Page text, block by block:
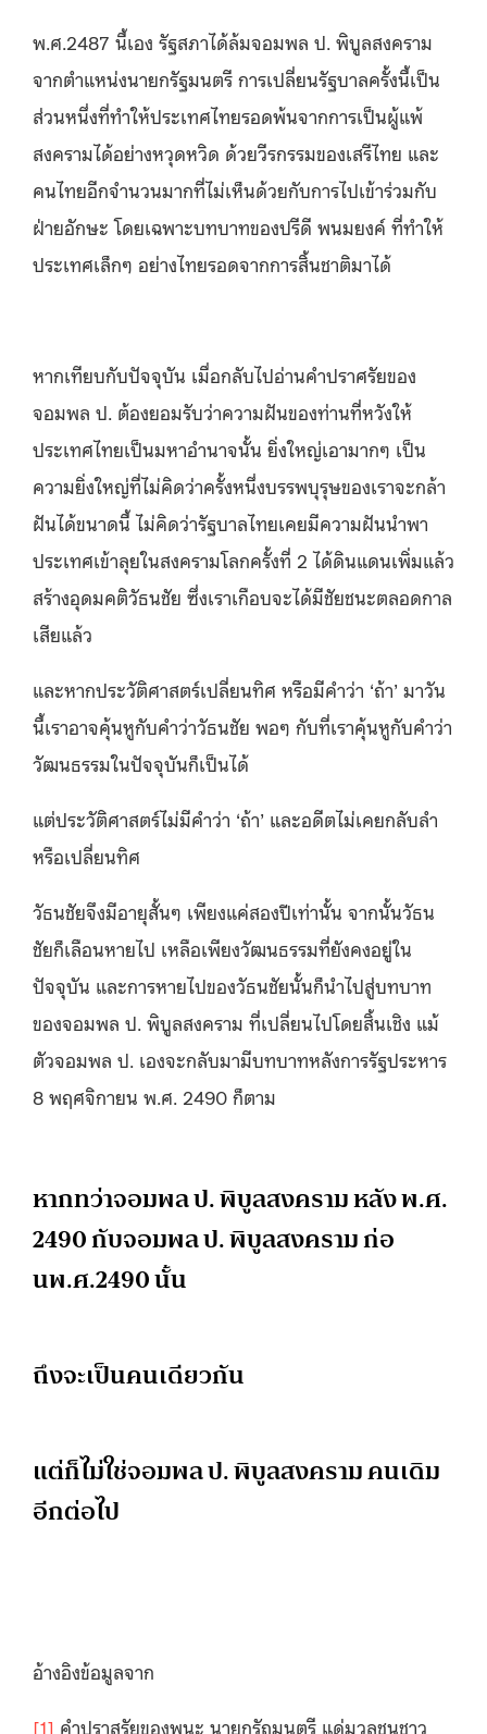
พ.ศ.2487 นี้เอง รัฐสภาได้ล้มจอมพล ป. พิบูลสงคราม
จากตำแหน่งนายกรัฐมนตรี การเปลี่ยนรัฐบาลครั้งนี้เป็น
ส่วนหนึ่งที่ทำให้ประเทศไทยรอดพ้นจากการเป็นผู้แพ้
สงครามได้อย่างหวุดหวิด ด้วยวีรกรรมของเสรีไทย และ
คนไทยอีกจำนวนมากที่ไม่เห็นด้วยกับการไปเข้าร่วมกับ
ฝ่ายอักษะ โดยเฉพาะบทบาทของปรีดี พนมยงค์ ที่ทำให้
ประเทศเล็กๆ อย่างไทยรอดจากการสิ้นชาติมาได้
หากเทียบกับปัจจุบัน เมื่อกลับไปอ่านคำปราศรัยของ
จอมพล ป. ต้องยอมรับว่าความฝันของท่านที่หวังให้
ประเทศไทยเป็นมหาอำนาจนั้น ยิ่งใหญ่เอามากๆ เป็น
ความยิ่งใหญ่ที่ไม่คิดว่าครั้งหนึ่งบรรพบุรุษของเราจะกล้า
ฝันได้ขนาดนี้ ไม่คิดว่ารัฐบาลไทยเคยมีความฝันนำพา
ประเทศเข้าลุยในสงครามโลกครั้งที่ 2 ได้ดินแดนเพิ่มแล้ว
สร้างอุดมคติวัธนชัย ซึ่งเราเกือบจะได้มีชัยชนะตลอดกาล
เสียแล้ว
และหากประวัติศาสตร์เปลี่ยนทิศ หรือมีคำว่า ‘ถ้า’ มาวัน
นี้เราอาจคุ้นหูกับคำว่าวัธนชัย พอๆ กับที่เราคุ้นหูกับคำว่า
วัฒนธรรมในปัจจุบันก็เป็นได้
แต่ประวัติศาสตร์ไม่มีคำว่า ‘ถ้า’ และอดีตไม่เคยกลับลำ
หรือเปลี่ยนทิศ
วัธนชัยจึงมีอายุสั้นๆ เพียงแค่สองปีเท่านั้น จากนั้นวัธน
ชัยก็เลือนหายไป เหลือเพียงวัฒนธรรมที่ยังคงอยู่ใน
ปัจจุบัน และการหายไปของวัธนชัยนั้นก็นำไปสู่บทบาท
ของจอมพล ป. พิบูลสงคราม ที่เปลี่ยนไปโดยสิ้นเชิง แม้
ตัวจอมพล ป. เองจะกลับมามีบทบาทหลังการรัฐประหาร
8 พฤศจิกายน พ.ศ. 2490 ก็ตาม
หากทว่าจอมพล ป. พิบูลสงคราม หลัง พ.ศ.
2490 กับจอมพล ป. พิบูลสงคราม ก่อ
นพ.ศ.2490 นั้น
ถึงจะเป็นคนเดียวกัน
แต่ก็ไม่ใช่จอมพล ป. พิบูลสงคราม คนเดิม
อีกต่อไป
อ้างอิงข้อมูลจาก
[1] คำปราสรัยของพนะ นายกรัถมนตรี แด่มวลชนชาว